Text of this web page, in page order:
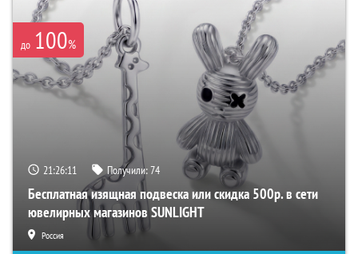
до 100%
21:26:09 Получили:74
Бесплатная изящная подвеска или скидка 500р. в сети
ювелирных магазинов SUNLIGHT
Россия